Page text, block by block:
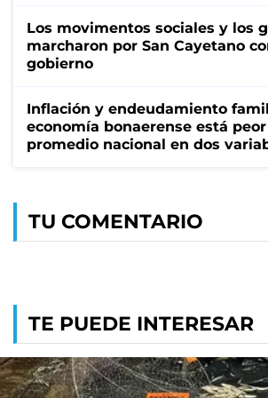
Los movimentos sociales y los
marcharon por San Cayetano
gobierno
Inflación y endeudamiento
economía bonaerense está
promedio nacional en dos
TU COMENTARIO
TE PUEDE INTERESAR